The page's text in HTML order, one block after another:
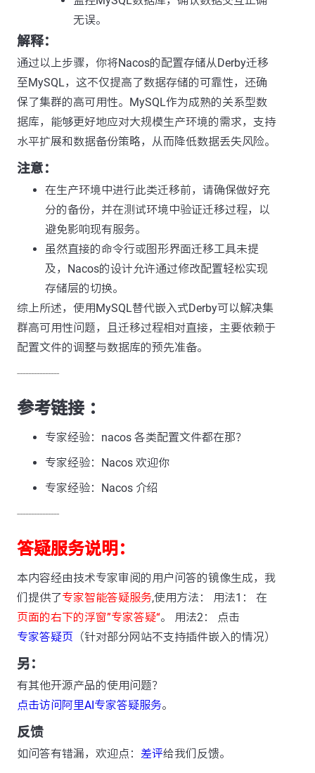
无误。
解释：
通过以上步骤，你将Nacos的配置存储从Derby迁移
至MySQL，这不仅提高了数据存储的可靠性，还确
保了集群的高可用性。MySQL作为成熟的关系型数
据库，能够更好地应对大规模生产环境的需求，支持
水平扩展和数据备份策略，从而降低数据丢失风险。
注意：
在生产环境中进行此类迁移前，请确保做好充
分的备份，并在测试环境中验证迁移过程，以
避免影响现有服务。
虽然直接的命令行或图形界面迁移工具未提
及，Nacos的设计允许通过修改配置轻松实现
存储层的切换。
综上所述，使用MySQL替代嵌入式Derby可以解决集
群高可用性问题，且迁移过程相对直接，主要依赖于
配置文件的调整与数据库的预先准备。
---------------
参考链接 ：
专家经验：nacos 各类配置文件都在那？
专家经验：Nacos 欢迎你
专家经验：Nacos 介绍
---------------
答疑服务说明：
本内容经由技术专家审阅的用户问答的镜像生成，我
们提供了专家智能答疑服务,使用方法： 用法1： 在
页面的右下的浮窗”专家答疑“。 用法2： 点击
专家答疑页 （针对部分网站不支持插件嵌入的情况）
另：
有其他开源产品的使用问题？
点击访问阿里AI专家答疑服务。
反馈
如问答有错漏，欢迎点： 差评给我们反馈。